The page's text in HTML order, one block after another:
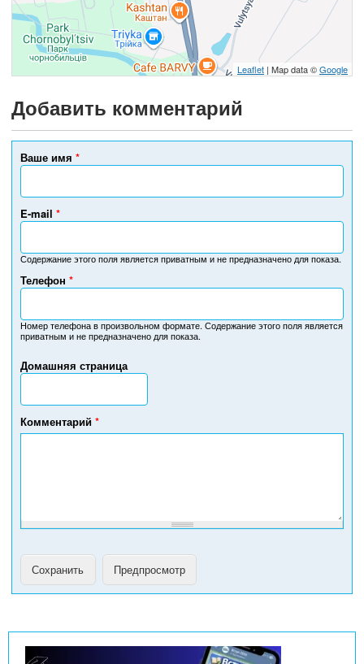
Leaflet | Map data ©Google
Добавить комментарий
Ваше имя *
E-mail *
Содержание этого поля является приватным и не предназначено для показа.
Домашняя страница
Телефон *
Н
м
е
т
л
е
ф
Номер телефона в произвольном формате. Содержание этого поля является
приватным и не предназначено для показа.
Комментарий *